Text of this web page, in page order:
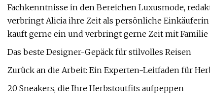
Fachkenntnisse in den Bereichen Luxusmode,
verbringt Alicia ihre Zeit als persönliche
kauft gerne ein und verbringt gerne Zeit mit Familie
Das beste Designer-Gepäck für stilvolles Reisen
Zurück an die Arbeit: Ein Experten-Leitfaden für
20 Sneakers, die Ihre Herbstoutfits aufpeppen